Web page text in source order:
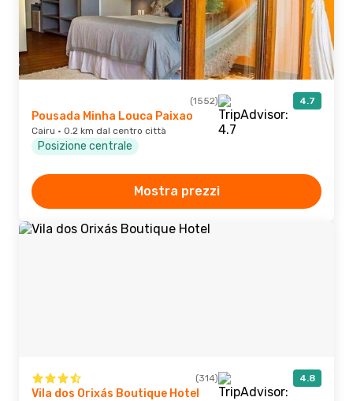
(1552) 4.7
Pousada Minha Louca Paixao
Cairu · 0.2 km dal centro città
Posizione centrale
Mostra prezzi
(314) 4.8
Vila dos Orixás Boutique Hotel